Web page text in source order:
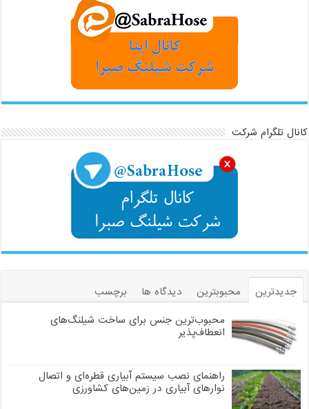
کانال تلگرام شرکت
جدیدترین محبوبترین دیدگاه ها
برچسب
محبوب‌ترین جنس برای ساخت شیلنگ‌های
انعطاف‌پذیر
راهنمای نصب سیستم آبیاری قطره‌ای و اتصال
نوارهای آبیاری در زمین‌های کشاورزی